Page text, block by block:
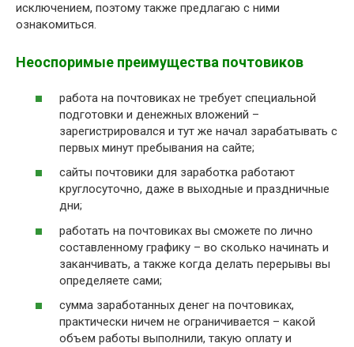
исключением, поэтому также предлагаю с ними
ознакомиться.
Неоспоримые преимущества почтовиков
работа на почтовиках не требует специальной
подготовки и денежных вложений –
зарегистрировался и тут же начал зарабатывать с
первых минут пребывания на сайте;
сайты почтовики для заработка работают
круглосуточно, даже в выходные и праздничные
дни;
работать на почтовиках вы сможете по лично
составленному графику – во сколько начинать и
заканчивать, а также когда делать перерывы вы
определяете сами;
сумма заработанных денег на почтовиках,
практически ничем не ограничивается – какой
объем работы выполнили, такую оплату и